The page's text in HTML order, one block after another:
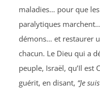
maladies… pour que
paralytiques
démons… et restaurer
chacun. Le Dieu qui a
peuple, Israël, qu’Il est
guérit, en disant, “Je